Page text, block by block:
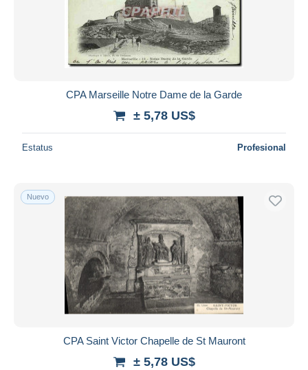
CPA Marseille Notre Dame de la Garde
± 5,78 US$
Estatus Profesional
Nuevo
CPA Saint Victor Chapelle de St Mauront
± 5,78 US$